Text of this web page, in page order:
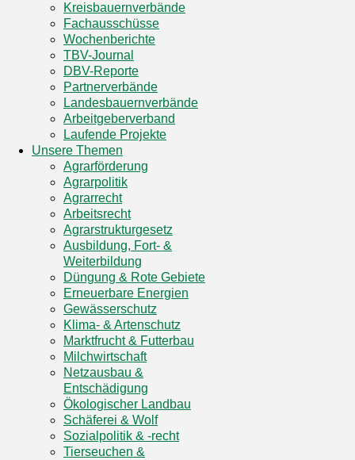
Kreisbauernverbände
Fachausschüsse
Wochenberichte
TBV-Journal
DBV-Reporte
Partnerverbände
Landesbauernverbände
Arbeitgeberverband
Laufende Projekte
Unsere Themen
Agrarförderung
Agrarpolitik
Agrarrecht
Arbeitsrecht
Agrarstrukturgesetz
Ausbildung, Fort- &
Weiterbildung
Düngung & Rote Gebiete
Erneuerbare Energien
Gewässerschutz
Klima- & Artenschutz
Marktfrucht & Futterbau
Milchwirtschaft
Netzausbau &
Entschädigung
Ökologischer Landbau
Schäferei & Wolf
Sozialpolitik & -recht
Tierseuchen &